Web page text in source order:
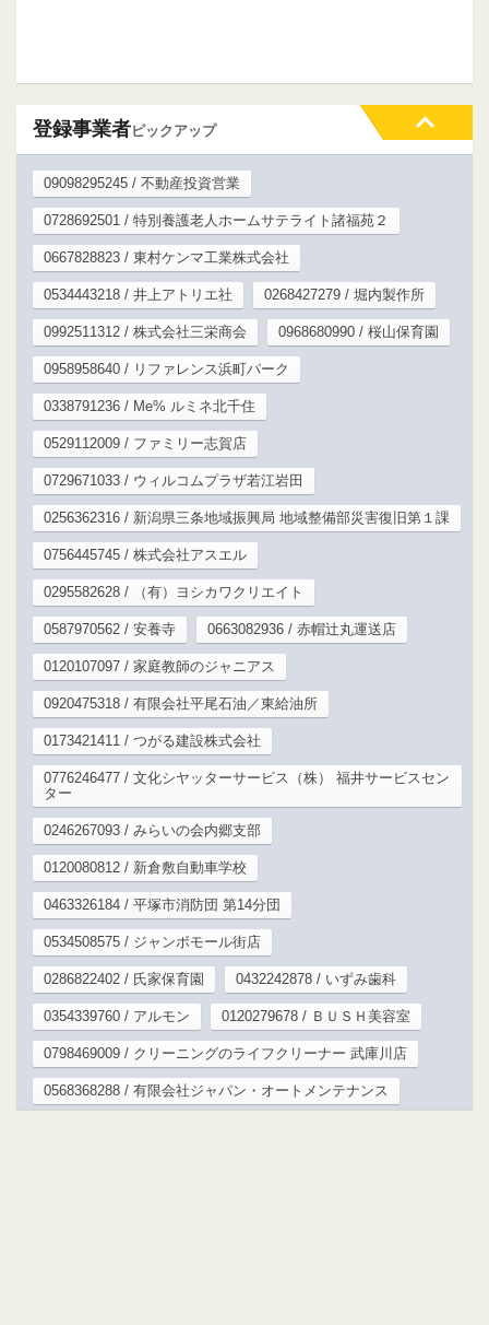
登録事業者ピックアップ
09098295245 / 不動産投資営業
0728692501 / 特別養護老人ホームサテライト諸福苑２
0667828823 / 東村ケンマ工業株式会社
0534443218 / 井上アトリエ社 0268427279 / 堀内製作所
0992511312 / 株式会社三栄商会 0968680990 / 桜山保育園
0958958640 / リファレンス浜町パーク
0338791236 / Me% ルミネ北千住
0529112009 / ファミリー志賀店
0729671033 / ウィルコムプラザ若江岩田
0256362316 / 新潟県三条地域振興局 地域整備部災害復旧第１課
0756445745 / 株式会社アスエル
0295582628 / （有）ヨシカワクリエイト
0587970562 / 安養寺 0663082936 / 赤帽辻丸運送店
0120107097 / 家庭教師のジャニアス
0920475318 / 有限会社平尾石油／東給油所
0173421411 / つがる建設株式会社
0776246477 / 文化シヤッターサービス（株） 福井サービスセン
ター
0246267093 / みらいの会内郷支部
0120080812 / 新倉敷自動車学校
0463326184 / 平塚市消防団 第14分団
0534508575 / ジャンボモール街店
0286822402 / 氏家保育園 0432242878 / いずみ歯科
0354339760 / アルモン 0120279678 / ＢＵＳＨ美容室
0798469009 / クリーニングのライフクリーナー 武庫川店
0568368288 / 有限会社ジャパン・オートメンテナンス